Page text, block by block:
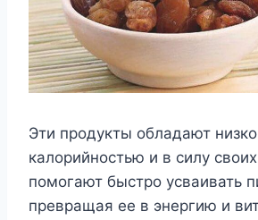
Эти продукты обладают
калорийностью и в силу
помогают быстро усваивать
превращая ее в энергию и